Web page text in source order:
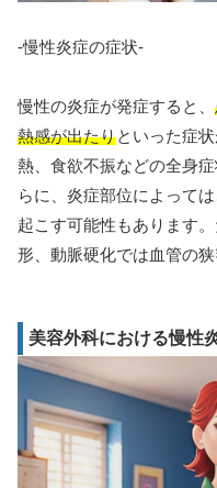
-慢性炎症の症状-
慢性の炎症が発症すると、
熱感が出たりといった症
熱、食欲不振などの全身
らに、炎症部位によって
起こす可能性もあります
形、動脈硬化では血管の
美容外科における慢性